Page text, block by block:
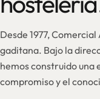
Desde 1977,
gaditana. Bajo la
hemos construido una
compromiso y el